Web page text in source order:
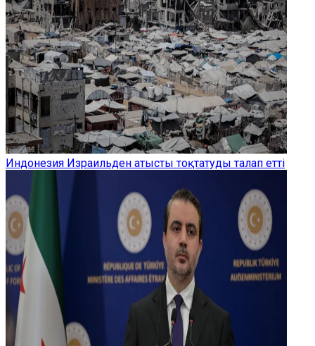
Индонезия Израильден атысты тоқтатуды талап етті